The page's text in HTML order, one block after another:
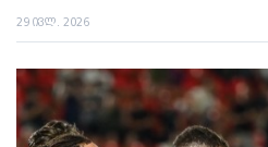
29 ივლ. 2026